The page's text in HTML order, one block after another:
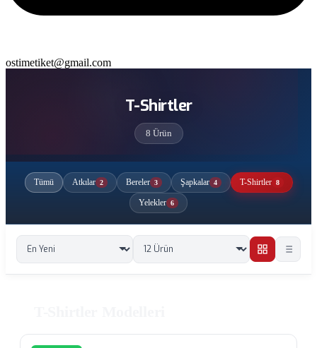
ostimetiket@gmail.com
T-Shirtler
8 Ürün
Tümü Atkılar 2 Bereler 3 Şapkalar 4 T-Shirtler 8
Yelekler 6